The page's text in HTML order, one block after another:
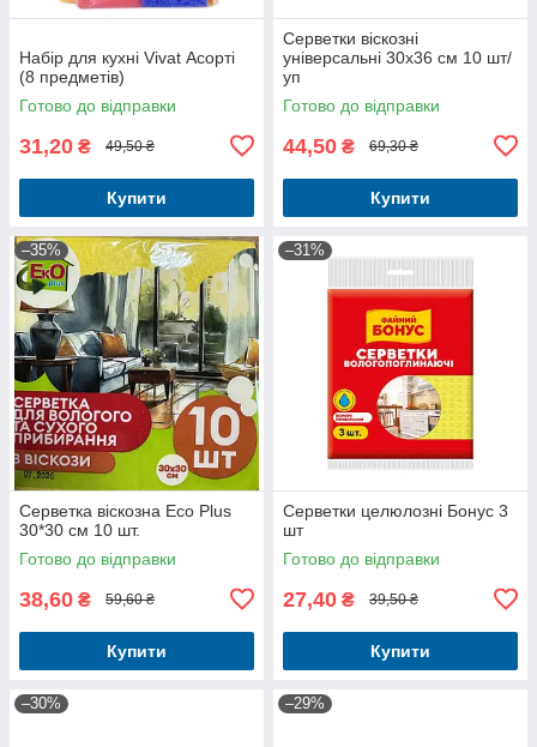
Набір для кухні Vivat Асорті
(8 предметів)
Готово до відправки
31,20 ₴ 49,50 ₴
Купити
Серветки віскозні
універсальні 30х36 см 10 шт/
уп
Готово до відправки
44,50 ₴ 69,30 ₴
Купити
–35%
Серветка віскозна Eco Plus
30*30 см 10 шт.
Готово до відправки
38,60 ₴ 59,60 ₴
Купити
–31%
Серветки целюлозні Бонус 3
шт
Готово до відправки
27,40 ₴ 39,50 ₴
Купити
–30% –29%